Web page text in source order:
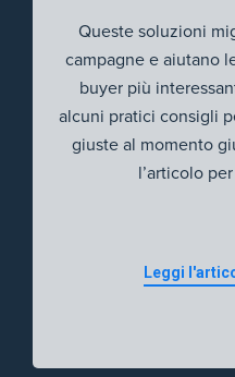
Queste soluzioni
campagne e aiutano
buyer più
alcuni pratici consigli
giuste al momento
l’articolo
Leggi